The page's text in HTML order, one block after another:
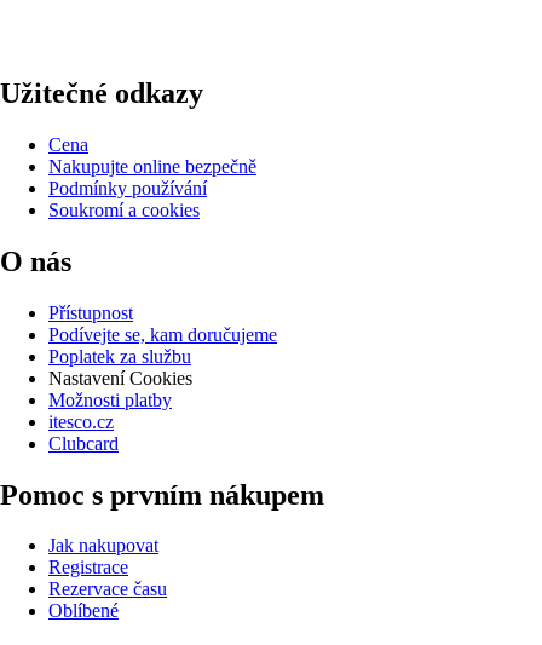
Užitečné odkazy
Cena
Nakupujte online bezpečně
Podmínky používání
Soukromí a cookies
O nás
Přístupnost
Podívejte se, kam doručujeme
Poplatek za službu
Nastavení Cookies
Možnosti platby
itesco.cz
Clubcard
Pomoc s prvním nákupem
Jak nakupovat
Registrace
Rezervace času
Oblíbené